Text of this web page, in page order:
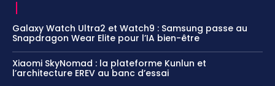
Galaxy Watch Ultra2 et Watch9 : Samsung passe au
Snapdragon Wear Elite pour l’IA bien-être
Xiaomi SkyNomad : la plateforme Kunlun et
l’architecture EREV au banc d’essai